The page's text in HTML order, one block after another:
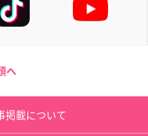
へ
掲載について